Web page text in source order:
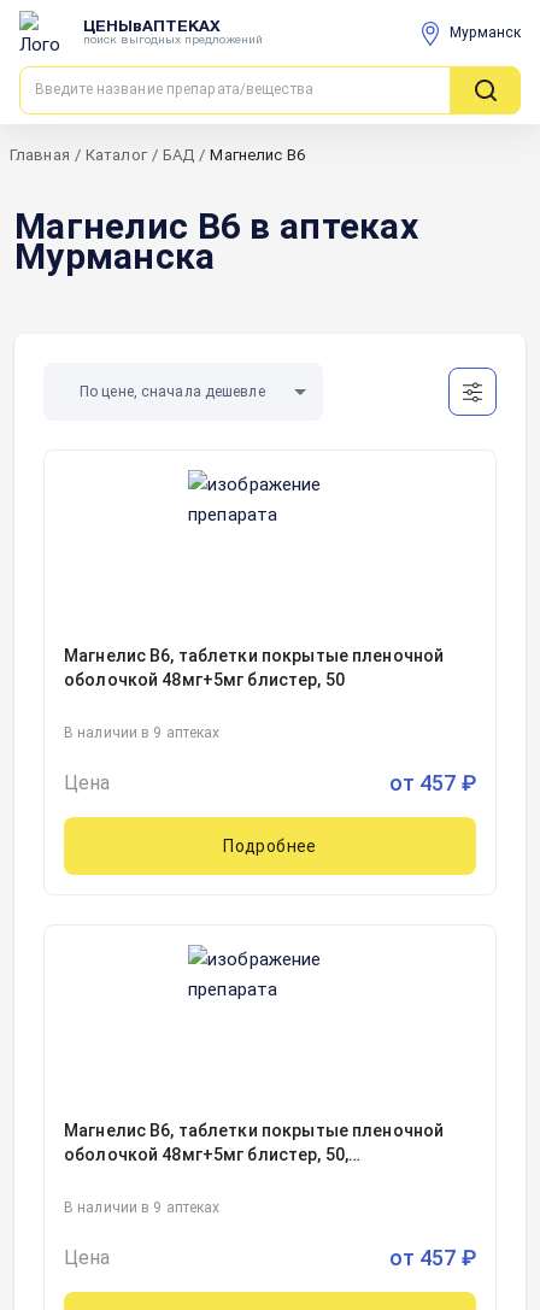
ЦЕНЫвАПТЕКАХ
поиск выгодных предложений Мурманск
Главная / Каталог / БАД / Магнелис В6
Магнелис В6 в аптеках
Мурманска
По цене, сначала дешевле
Магнелис В6, таблетки покрытые пленочной
оболочкой 48мг+5мг блистер, 50
В наличии в 9 аптеках
Цена от 457 ₽
Подробнее
Магнелис В6, таблетки покрытые пленочной
оболочкой 48мг+5мг блистер, 50,
Россия
В наличии в 9 аптеках
Цена от 457 ₽